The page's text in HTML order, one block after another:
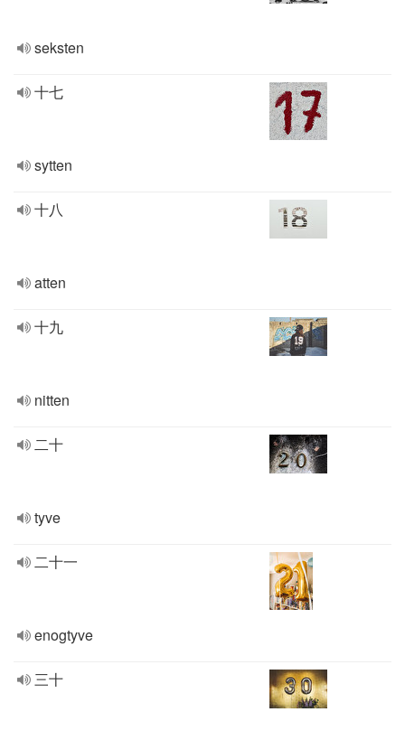
seksten
十七
sytten
十八
atten
十九
nitten
二十
tyve
二十一
enogtyve
三十